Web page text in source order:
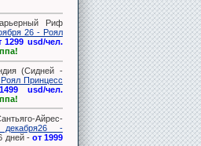
Риф
26 - Роял
1299 usd/чел.
(Сидней -
Принцесс
usd/чел.
Айрес-
-
дней - от 1999